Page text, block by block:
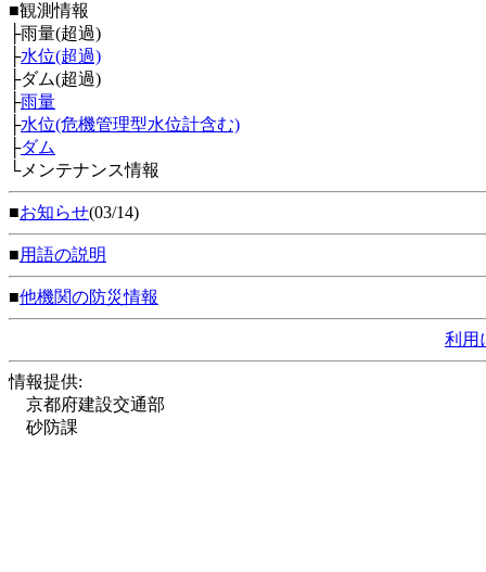
■観測情報
├雨量(超過)
├水位(超過)
├ダム(超過)
├雨量
├水位(危機管理型水位計含む)
├ダム
└メンテナンス情報
■お知らせ(03/14)
■用語の説明
■他機関の防災情報
利用
情報提供:
京都府建設交通部
砂防課